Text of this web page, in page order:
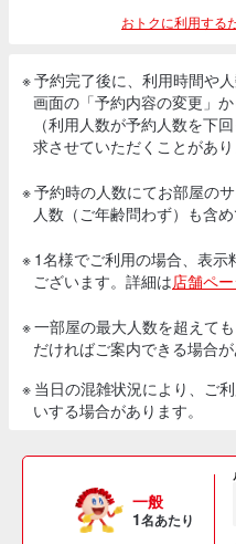
おトクに利用する
※ 予約完了後に、利用時間や
画面の「予約内容の変更」
（利用人数が予約人数を下
求させていただくことがあり
※ 予約時の人数にてお部屋の
人数（ご年齢問わず）も含め
※ 1名様でご利用の場合、表
ございます。詳細は店舗ペ
※ 一部屋の最大人数を超えても
だければご案内できる場合が
※ 当日の混雑状況により、ご
いする場合があります。
一般
1名あたり